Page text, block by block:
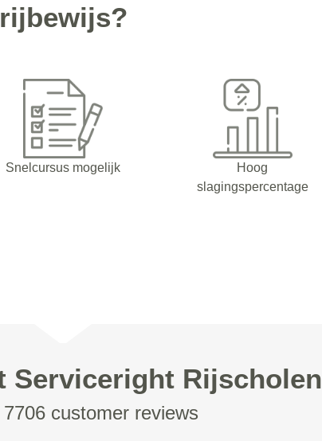
rijbewijs?
Snelcursus mogelijk
Hoog
slagingspercentage
Serviceright Rijscholen
customer reviews